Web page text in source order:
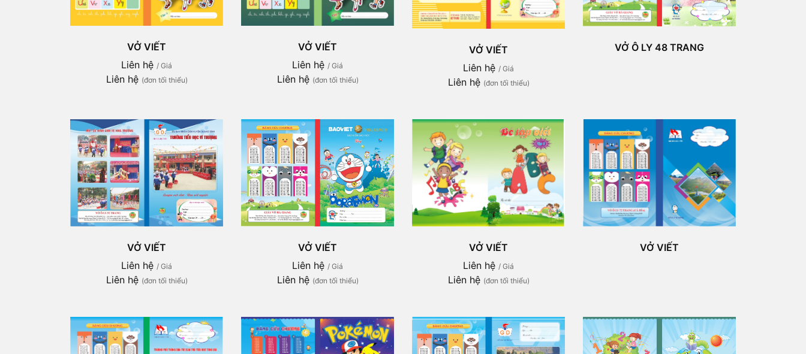
VỞ VIẾT
Liên hệ / Giá
Liên hệ (đơn tối thiểu)
VỞ VIẾT
Liên hệ / Giá
Liên hệ (đơn tối thiểu)
VỞ VIẾT
Liên hệ / Giá
Liên hệ (đơn tối thiểu)
VỞ Ô LY 48 TRANG
VỞ VIẾT
Liên hệ / Giá
Liên hệ (đơn tối thiểu)
VỞ VIẾT
Liên hệ / Giá
Liên hệ (đơn tối thiểu)
VỞ VIẾT
Liên hệ / Giá
Liên hệ (đơn tối thiểu)
VỞ VIẾT